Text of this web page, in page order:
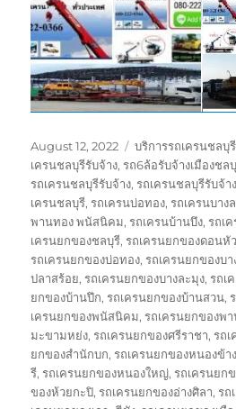
Posted
on
August 12, 2022 Tags
บริการรถเครนชลบุ
เครนชลบุรีรับจ้าง,รถ6ล้อรับจ้างเมืองชล
รถเครนชลบุรีรับจ้าง,รถเครนชลบุรีรับจ้า
เครนชลบุรี,รถเครนบ่อทอง,รถเครนบาง
พานทอง พนัสนิคม,รถเครนบ้านบึง,รถเ
เครนยกของชลบุรี,รถเครนยกของดอนหั
รถเครนยกของบ่อทอง,รถเครนยกของบ
ปลาสร้อย,รถเครนยกของบางละมุง,รถเ
ยกของบ้านปึก,รถเครนยกของบ้านสวน,
เครนยกของพนัสนิคม,รถเครนยกของพ
มะขามหย่ง,รถเครนยกของศรีราชา,รถ
ยกของสำนักบก,รถเครนยกของหนองข้า
รี,รถเครนยกของหนองใหญ่,รถเครนยก
ของห้วยกะปิ,รถเครนยกของอ่างศิลา,รถ